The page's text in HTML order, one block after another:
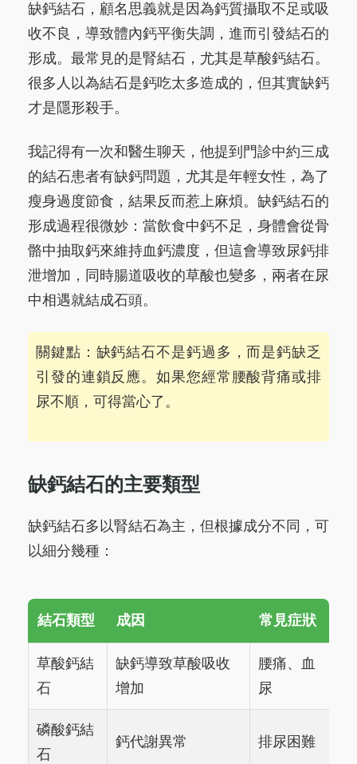
缺鈣結石，顧名思義就是因為鈣質攝取不足或吸
收不良，導致體內鈣平衡失調，進而引發結石的
形成。最常見的是腎結石，尤其是草酸鈣結石。
很多人以為結石是鈣吃太多造成的，但其實缺鈣
才是隱形殺手。
我記得有一次和醫生聊天，他提到門診中約三成
的結石患者有缺鈣問題，尤其是年輕女性，為了
瘦身過度節食，結果反而惹上麻煩。缺鈣結石的
形成過程很微妙：當飲食中鈣不足，身體會從骨
骼中抽取鈣來維持血鈣濃度，但這會導致尿鈣排
泄增加，同時腸道吸收的草酸也變多，兩者在尿
中相遇就結成石頭。
關鍵點：缺鈣結石不是鈣過多，而是鈣缺乏
引發的連鎖反應。如果您經常腰酸背痛或排
尿不順，可得當心了。
缺鈣結石的主要類型
缺鈣結石多以腎結石為主，但根據成分不同，可
以細分幾種：
結石類型 成因 常見症狀
草酸鈣結
石
缺鈣導致草酸吸收
增加
腰痛、血
尿
磷酸鈣結
石
鈣代謝異常 排尿困難